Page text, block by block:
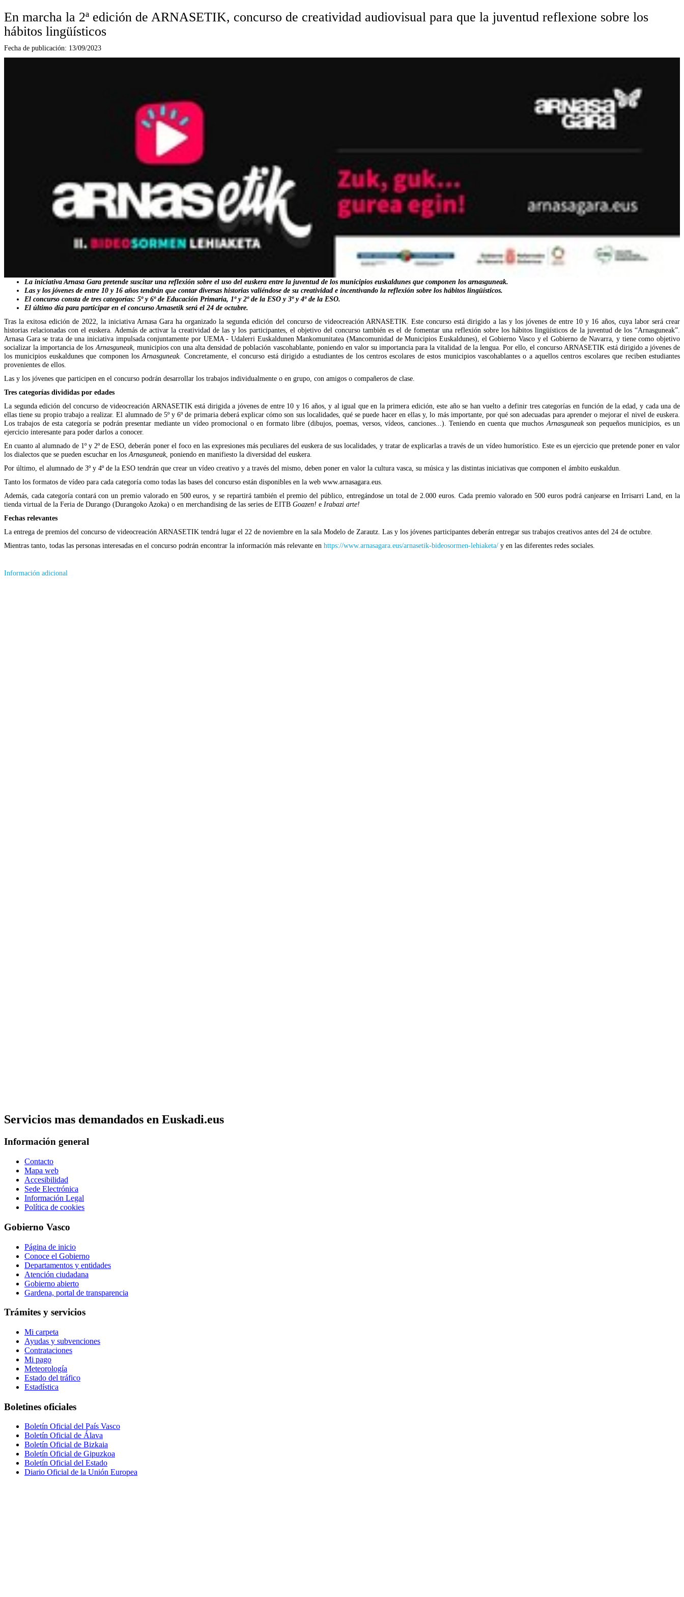
En marcha la 2ª edición de ARNASETIK, concurso de creatividad audiovisual para que la juventud reflexione sobre los
hábitos lingüísticos
Fecha de publicación: 13/09/2023
La iniciativa Arnasa Gara pretende suscitar una reflexión sobre el uso del euskera entre la juventud de los municipios euskaldunes que componen los arnasguneak.
Las y los jóvenes de entre 10 y 16 años tendrán que contar diversas historias valiéndose de su creatividad e incentivando la reflexión sobre los hábitos lingüísticos.
El concurso consta de tres categorías: 5º y 6º de Educación Primaria, 1º y 2º de la ESO y 3º y 4º de la ESO.
El último día para participar en el concurso Arnasetik será el 24 de octubre.
Tras la exitosa edición de 2022, la iniciativa Arnasa Gara ha organizado la segunda edición del concurso de videocreación ARNASETIK. Este concurso está dirigido a las y los jóvenes de entre 10 y 16 años, cuya labor será crear
historias relacionadas con el euskera. Además de activar la creatividad de las y los participantes, el objetivo del concurso también es el de fomentar una reflexión sobre los hábitos lingüísticos de la juventud de los “Arnasguneak”.
Arnasa Gara se trata de una iniciativa impulsada conjuntamente por UEMA - Udalerri Euskaldunen Mankomunitatea (Mancomunidad de Municipios Euskaldunes), el Gobierno Vasco y el Gobierno de Navarra, y tiene como objetivo
socializar la importancia de los Arnasguneak, municipios con una alta densidad de población vascohablante, poniendo en valor su importancia para la vitalidad de la lengua. Por ello, el concurso ARNASETIK está dirigido a jóvenes de
los municipios euskaldunes que componen losArnasguneak. Concretamente, el concurso está dirigido a estudiantes de los centros escolares de estos municipios vascohablantes o a aquellos centros escolares que reciben estudiantes
provenientes de ellos.
Las y los jóvenes que participen en el concurso podrán desarrollar los trabajos individualmente o en grupo, con amigos o compañeros de clase.
Tres categorías divididas por edades
La segunda edición del concurso de videocreación ARNASETIK está dirigida a jóvenes de entre 10 y 16 años, y al igual que en la primera edición, este año se han vuelto a definir tres categorías en función de la edad, y cada una de
ellas tiene su propio trabajo a realizar. El alumnado de 5º y 6º de primaria deberá explicar cómo son sus localidades, qué se puede hacer en ellas y, lo más importante, por qué son adecuadas para aprender o mejorar el nivel de euskera.
Los trabajos de esta categoría se podrán presentar mediante un vídeo promocional o en formato libre (dibujos, poemas, versos, vídeos, canciones...). Teniendo en cuenta que muchos Arnasguneakson pequeños municipios, es un
ejercicio interesante para poder darlos a conocer.
En cuanto al alumnado de 1º y 2º de ESO, deberán poner el foco en las expresiones más peculiares del euskera de sus localidades, y tratar de explicarlas a través de un vídeo humorístico. Este es un ejercicio que pretende poner en valor
los dialectos que se pueden escuchar en los Arnasguneak, poniendo en manifiesto la diversidad del euskera.
Por último, el alumnado de 3º y 4º de la ESO tendrán que crear un vídeo creativo y a través del mismo, deben poner en valor la cultura vasca, su música y las distintas iniciativas que componen el ámbito euskaldun.
Tanto los formatos de vídeo para cada categoría como todas las bases del concurso están disponibles en la web www.arnasagara.eus.
Además, cada categoría contará con un premio valorado en 500 euros, y se repartirá también el premio del público, entregándose un total de 2.000 euros. Cada premio valorado en 500 euros podrá canjearse en Irrisarri Land, en la
tienda virtual de la Feria de Durango (Durangoko Azoka) o en merchandising de las series de EITB Goazen! e Irabazi arte!
Fechas relevantes
La entrega de premios del concurso de videocreación ARNASETIK tendrá lugar el 22 de noviembre en la sala Modelo de Zarautz. Las y los jóvenes participantes deberán entregar sus trabajos creativos antes del 24 de octubre.
Mientras tanto, todas las personas interesadas en el concurso podrán encontrar la información más relevante en https://www.arnasagara.eus/arnasetik-bideosormen-lehiaketa/ y en las diferentes redes sociales.
Información adicional
Servicios mas demandados en Euskadi.eus
Información general
Contacto
Mapa web
Accesibilidad
Sede Electrónica
Información Legal
Política de cookies
Gobierno Vasco
Página de inicio
Conoce el Gobierno
Departamentos y entidades
Atención ciudadana
Gobierno abierto
Gardena, portal de transparencia
Trámites y servicios
Mi carpeta
Ayudas y subvenciones
Contrataciones
Mi pago
Meteorología
Estado del tráfico
Estadística
Boletines oficiales
Boletín Oficial del País Vasco
Boletín Oficial de Álava
Boletín Oficial de Bizkaia
Boletín Oficial de Gipuzkoa
Boletín Oficial del Estado
Diario Oficial de la Unión Europea